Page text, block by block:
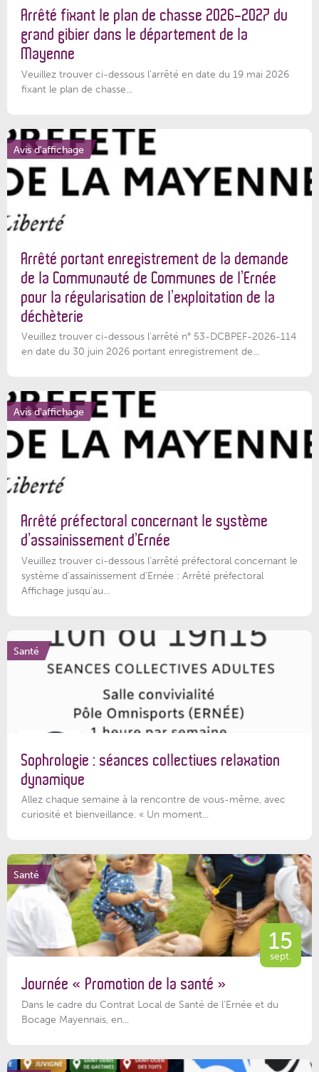
Arrêté fixant le plan de chasse 2026-2027 du
grand gibier dans le département de la
Mayenne
Veuillez trouver ci-dessous l’arrêté en date du 19 mai 2026
fixant le plan de chasse...
Avis d'affichage
Arrêté portant enregistrement de la demande
de la Communauté de Communes de l’Ernée
pour la régularisation de l’exploitation de la
déchèterie
Veuillez trouver ci-dessous l'arrêté n° 53-DCBPEF-2026-114
en date du 30 juin 2026 portant enregistrement de...
Avis d'affichage
Arrêté préfectoral concernant le système
d’assainissement d’Ernée
Veuillez trouver ci-dessous l’arrêté préfectoral concernant le
système d'assainissement d'Ernée : Arrêté préfectoral
Affichage jusqu'au...
Santé
Sophrologie : séances collectives relaxation
dynamique
Allez chaque semaine à la rencontre de vous-même, avec
curiosité et bienveillance. « Un moment...
Santé
15
sept.
Journée « Promotion de la santé »
Dans le cadre du Contrat Local de Santé de l’Ernée et du
Bocage Mayennais, en...